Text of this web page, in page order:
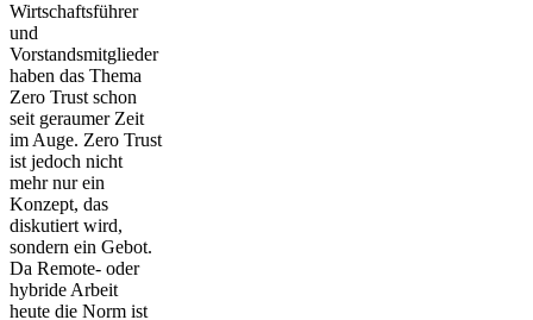
Wirtschaftsführer
und
Vorstandsmitglieder
haben das Thema
Zero Trust schon
seit geraumer Zeit
im Auge. Zero Trust
ist jedoch nicht
mehr nur ein
Konzept, das
diskutiert wird,
sondern ein Gebot.
Da Remote- oder
hybride Arbeit
heute die Norm ist